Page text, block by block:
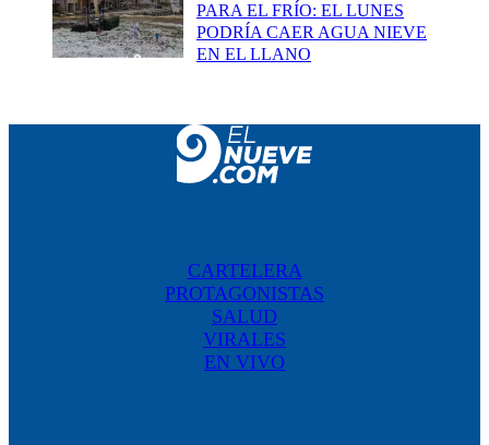
PARA EL FRÍO: EL LUNES
PODRÍA CAER AGUA NIEVE
EN EL LLANO
CARTELERA
PROTAGONISTAS
SALUD
VIRALES
EN VIVO